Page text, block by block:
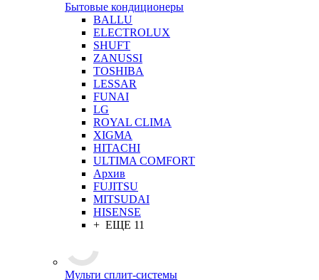
Бытовые кондиционеры
BALLU
ELECTROLUX
SHUFT
ZANUSSI
TOSHIBA
LESSAR
FUNAI
LG
ROYAL CLIMA
XIGMA
HITACHI
ULTIMA COMFORT
Архив
FUJITSU
MITSUDAI
HISENSE
+ ЕЩЕ 11
Мульти сплит-системы